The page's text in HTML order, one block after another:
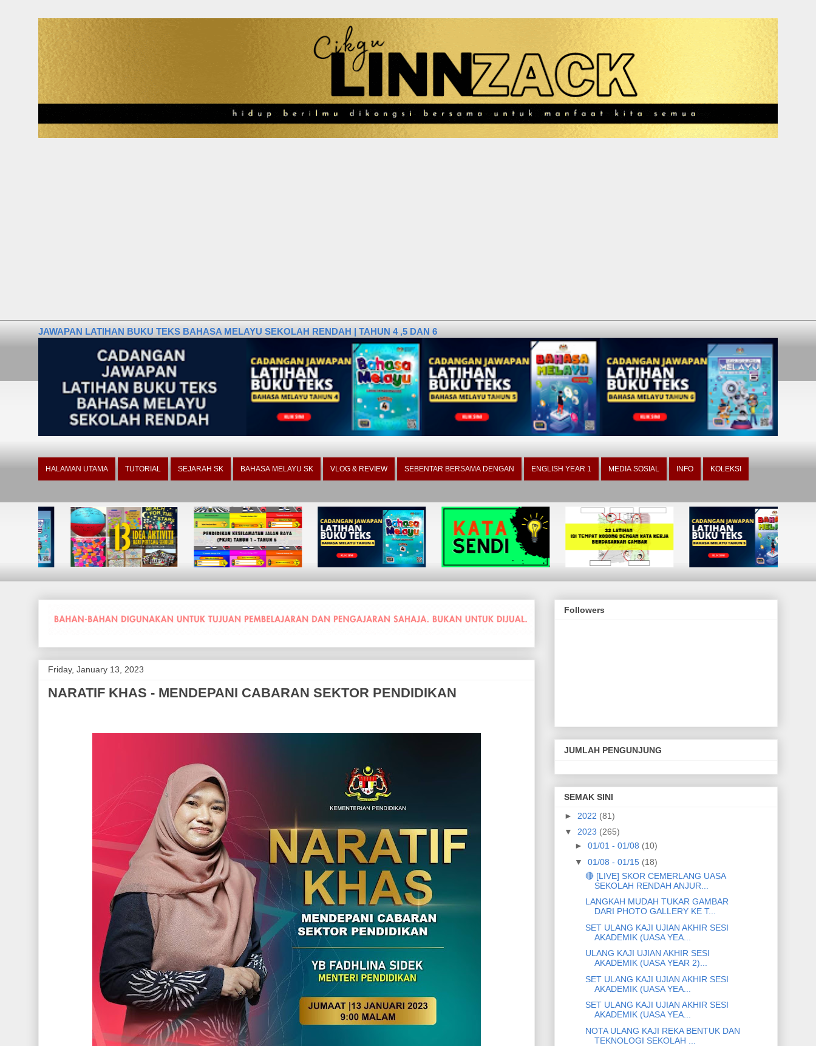
JAWAPAN LATIHAN BUKU TEKS BAHASA MELAYU SEKOLAH RENDAH | TAHUN 4 ,5 DAN 6
HALAMAN UTAMA TUTORIAL SEJARAH SK BAHASA MELAYU SK VLOG & REVIEW SEBENTAR BERSAMA DENGAN ENGLISH YEAR 1 MEDIA SOSIAL INFO KOLEKSI
Friday, January 13, 2023
NARATIF KHAS - MENDEPANI CABARAN SEKTOR PENDIDIKAN
Followers
JUMLAH PENGUNJUNG
SEMAK SINI
► 2022 (81)
▼ 2023 (265)
► 01/01 - 01/08 (10)
▼ 01/08 - 01/15 (18)
🔴 [LIVE] SKOR CEMERLANG UASA
SEKOLAH RENDAH ANJUR...
LANGKAH MUDAH TUKAR GAMBAR
DARI PHOTO GALLERY KE T...
SET ULANG KAJI UJIAN AKHIR SESI
AKADEMIK (UASA YEA...
ULANG KAJI UJIAN AKHIR SESI
AKADEMIK (UASA YEAR 2)...
SET ULANG KAJI UJIAN AKHIR SESI
AKADEMIK (UASA YEA...
SET ULANG KAJI UJIAN AKHIR SESI
AKADEMIK (UASA YEA...
NOTA ULANG KAJI REKA BENTUK DAN
TEKNOLOGI SEKOLAH ...